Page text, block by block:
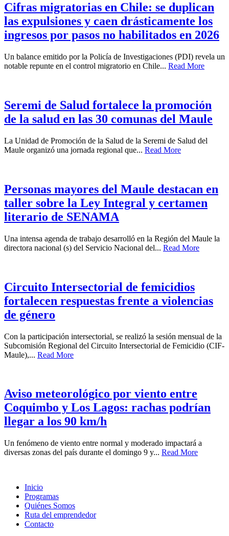
Cifras migratorias en Chile: se duplican
las expulsiones y caen drásticamente los
ingresos por pasos no habilitados en 2026
Un balance emitido por la Policía de Investigaciones (PDI) revela un
notable repunte en el control migratorio en Chile... Read More
Seremi de Salud fortalece la promoción
de la salud en las 30 comunas del Maule
La Unidad de Promoción de la Salud de la Seremi de Salud del
Maule organizó una jornada regional que... Read More
Personas mayores del Maule destacan en
taller sobre la Ley Integral y certamen
literario de SENAMA
Una intensa agenda de trabajo desarrolló en la Región del Maule la
directora nacional (s) del Servicio Nacional del... Read More
Circuito Intersectorial de femicidios
fortalecen respuestas frente a violencias
de género
Con la participación intersectorial, se realizó la sesión mensual de la
Subcomisión Regional del Circuito Intersectorial de Femicidio (CIF-
Maule),... Read More
Aviso meteorológico por viento entre
Coquimbo y Los Lagos: rachas podrían
llegar a los 90 km/h
Un fenómeno de viento entre normal y moderado impactará a
diversas zonas del país durante el domingo 9 y... Read More
Inicio
Programas
Quiénes Somos
Ruta del emprendedor
Contacto